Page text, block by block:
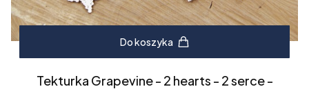
Do koszyka
Tekturka Grapevine - 2 hearts - 2 serce -